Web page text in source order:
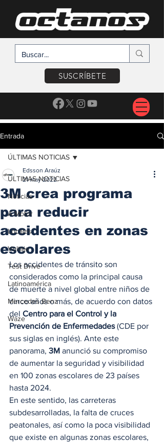
SUSCRÍBETE
Entrada
ÚLTIMAS NOTICIAS
Noticias
A Motor
Locales
Voltaje
Test Drive
Latinoamérica
Mercedes Benz
Waze
ÚLTIMAS NOTICIAS
3M crea programa
para reducir
accidentes en zonas
escolares
Edsson Araúz
21 may 2022
Los accidentes de tránsito son
considerados como la principal causa
de muerte a nivel global entre niños de
cinco años o más, de acuerdo con datos
del Centro para el Control y la
Prevención de Enfermedades (CDE por
sus siglas en inglés). Ante este
panorama, 3M anunció su compromiso
de aumentar la seguridad y visibilidad
en 100 zonas escolares de 23 países
hasta 2024.
En este sentido, las carreteras
subdesarrolladas, la falta de cruces
peatonales, así como la poca visibilidad
que existe en algunas zonas escolares,